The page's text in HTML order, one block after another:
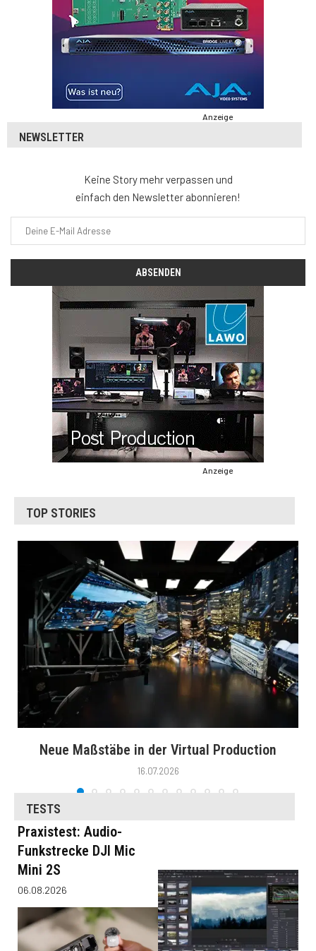
Anzeige
NEWSLETTER
Keine Story mehr verpassen und
einfach den Newsletter abonnieren!
Anzeige
TOP STORIES
Neue Maßstäbe in der Virtual Production
16.07.2026
TESTS
Praxistest: Audio-
Funkstrecke DJI Mic
Mini 2S
06.08.2026